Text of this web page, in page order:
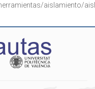
aislamiento/